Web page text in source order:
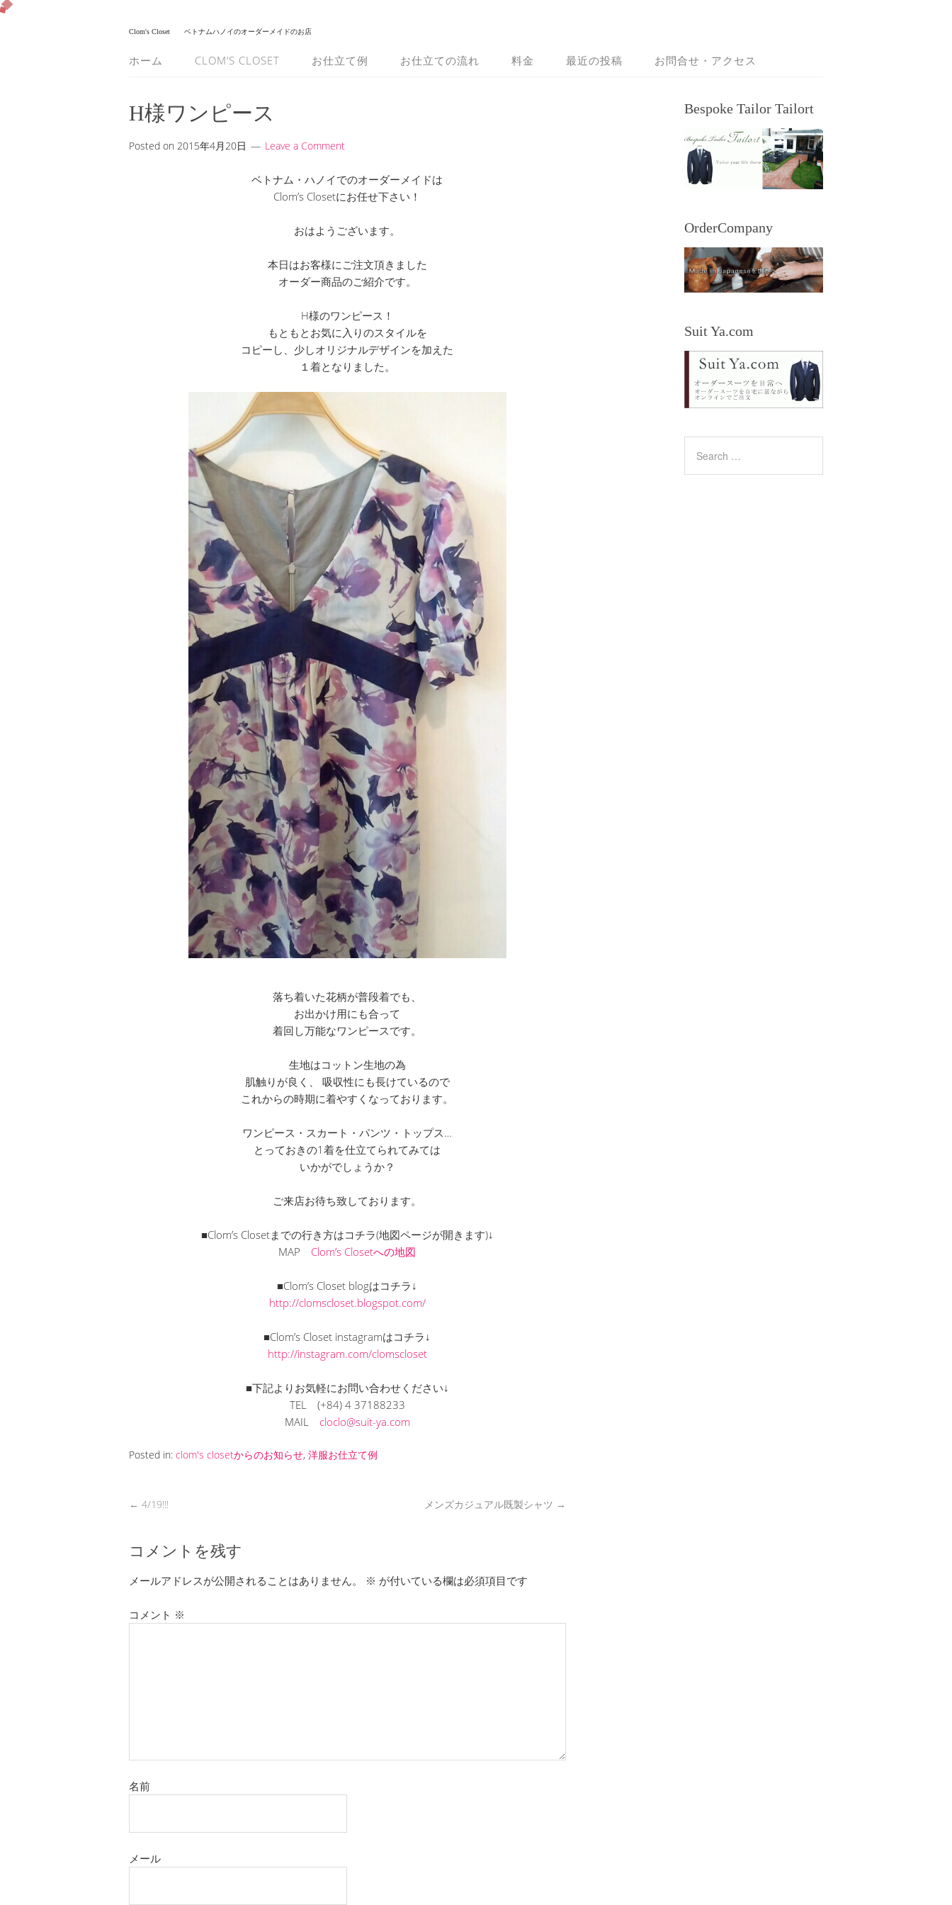
Clom's Closet ベトナムハノイのオーダーメイドのお店
ホーム CLOM’S CLOSET お仕立て例 お仕立ての流れ 料金 最近の投稿 お問合せ・アクセス
H様ワンピース
Posted on 2015年4月20日 Leave a Comment
ベトナム・ハノイでのオーダーメイドは
Clom’s Closetにお任せ下さい！
おはようございます。
本日はお客様にご注文頂きました
オーダー商品のご紹介です。
H様のワンピース！
もともとお気に入りのスタイルを
コピーし、少しオリジナルデザインを加えた
１着となりました。
落ち着いた花柄が普段着でも、
お出かけ用にも合って
着回し万能なワンピースです。
生地はコットン生地の為
肌触りが良く、 吸収性にも長けているので
これからの時期に着やすくなっております。
ワンピース・スカート・パンツ・トップス…
とっておきの1着を仕立てられてみては
いかがでしょうか？
ご来店お待ち致しております。
■Clom’s Closetまでの行き方はコチラ(地図ページが開きます)↓
MAP Clom’s Closetへの地図
■Clom’s Closet blogはコチラ↓
http://clomscloset.blogspot.com/
■Clom’s Closet instagramはコチラ↓
http://instagram.com/clomscloset
■下記よりお気軽にお問い合わせください↓
TEL (+84) 4 37188233
MAIL cloclo@suit-ya.com
Posted in: clom's closetからのお知らせ, 洋服お仕立て例
← 4/19!!! メンズカジュアル既製シャツ →
コメントを残す
メールアドレスが公開されることはありません。 ※ が付いている欄は必須項目です
コメント ※
名前
メール
Bespoke Tailor Tailort
OrderCompany
Suit Ya.com